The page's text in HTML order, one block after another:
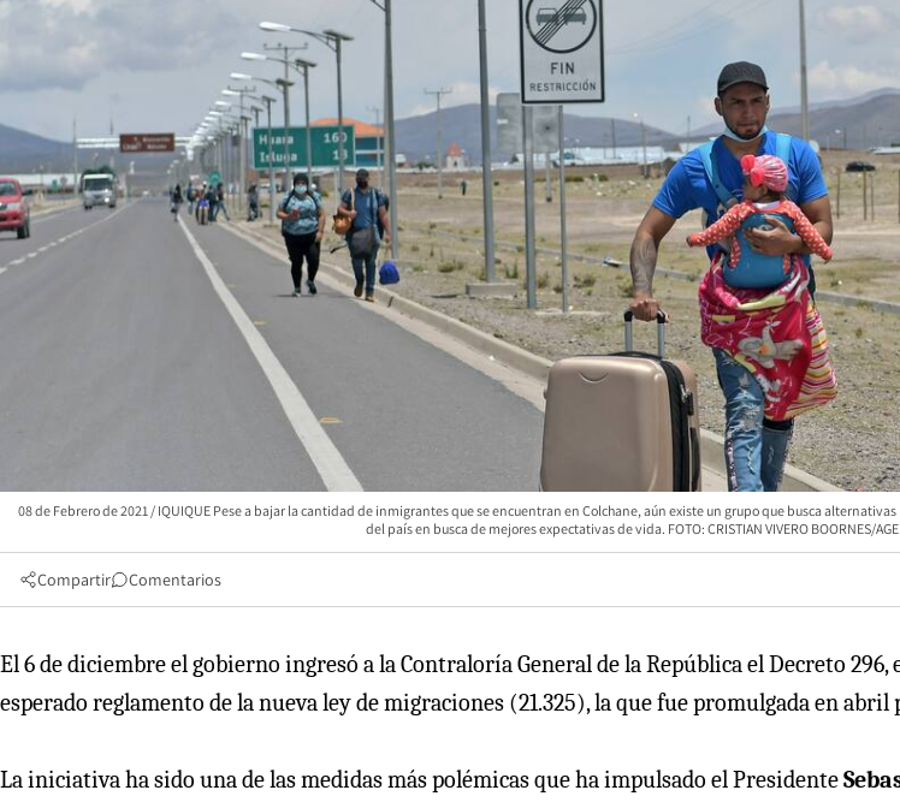
08 de Febrero de 2021 / IQUIQUE Pese a bajar la cantidad de inmigrantes que se encuentran en Colchane, aún existe un grupo que busca
del país en busca de mejores expectativas de vida. FOTO: CRISTIAN VIVERO BOORNES/
Compartir Comentarios
El 6 de diciembre el gobierno ingresó a la Contraloría General de la República el Decreto 296,
esperado reglamento de la nueva ley de migraciones (21.325), la que fue promulgada en abril
La iniciativa ha sido una de las medidas más polémicas que ha impulsado el Presidente